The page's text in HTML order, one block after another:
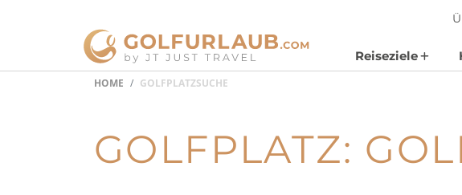
Reiseziele
HOME GOLFPLATZSUCHE
GOLFPLATZ: